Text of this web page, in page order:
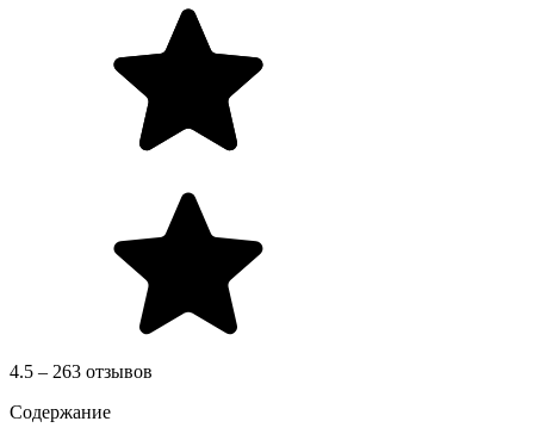
4.5 – 263 отзывов
Содержание